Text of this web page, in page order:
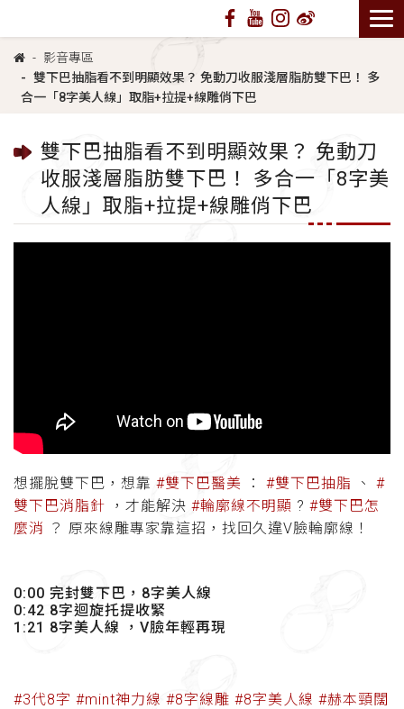
影音專區
雙下巴抽脂看不到明顯效果？ 免動刀收服淺層脂肪雙下巴！ 多
合一「8字美人線」取脂+拉提+線雕俏下巴
雙下巴抽脂看不到明顯效果？ 免動刀
收服淺層脂肪雙下巴！ 多合一「8字美
人線」取脂+拉提+線雕俏下巴
想擺脫雙下巴，想靠 #雙下巴醫美 ： #雙下巴抽脂 、 #
雙下巴消脂針 ，才能解決 #輪廓線不明顯 ? #雙下巴怎
麼消 ？ 原來線雕專家靠這招，找回久違V臉輪廓線！
0:00 完封雙下巴，8字美人線
0:42 8字迴旋托提收緊
1:21 8字美人線 ，V臉年輕再現
#3代8字 #mint神力線 #8字線雕 #8字美人線 #赫本頸闊